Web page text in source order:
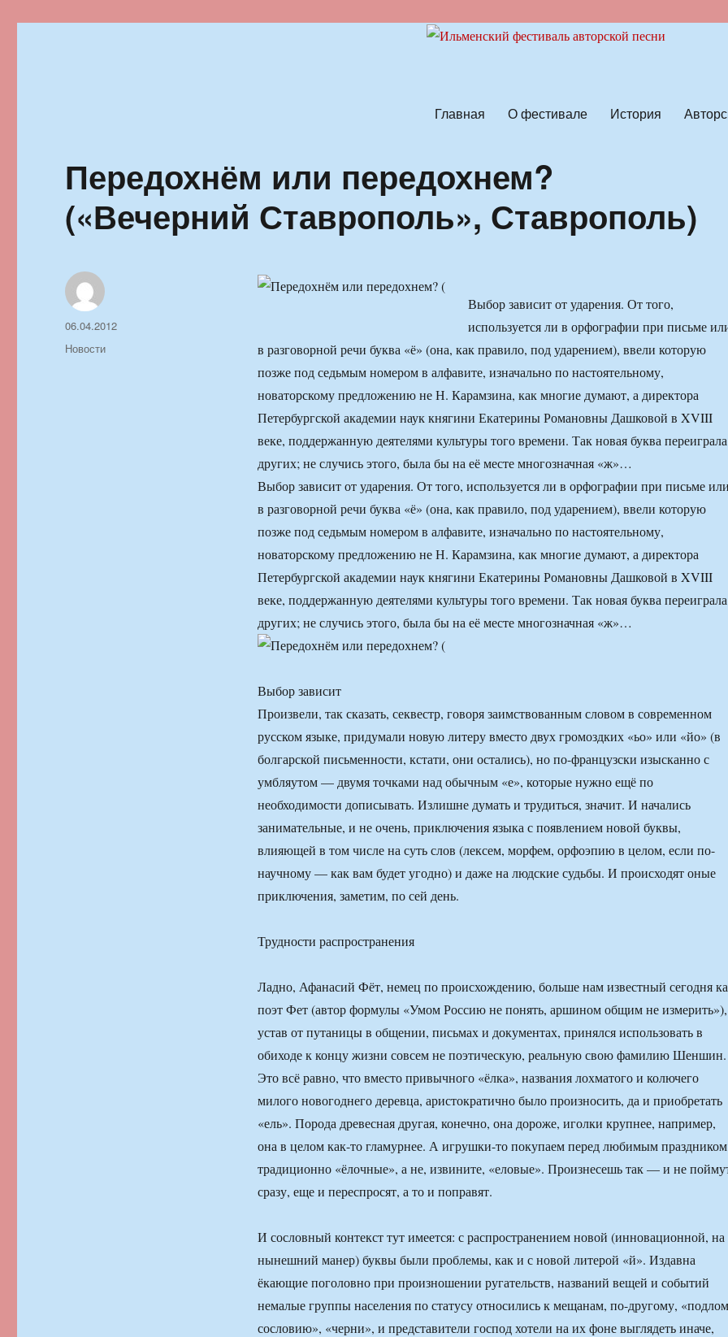
Главная О фестивале История
Передохнём или передохнем?
(«Вечерний Ставрополь», Ставрополь)
Выбор зависит от ударения. От того,
используется ли в орфографии при письме
в разговорной речи буква «ё» (она, как правило, под ударением), ввели которую
позже под седьмым номером в алфавите, изначально по настоятельному,
новаторскому предложению не Н. Карамзина, как многие думают, а директора
Петербургской академии наук княгини Екатерины Романовны Дашковой в XVIII
веке, поддержанную деятелями культуры того времени. Так новая буква переиграла
других; не случись этого, была бы на её месте многозначная «ж»…
Выбор зависит от ударения. От того, используется ли в орфографии при письме или
в разговорной речи буква «ё» (она, как правило, под ударением), ввели которую
позже под седьмым номером в алфавите, изначально по настоятельному,
новаторскому предложению не Н. Карамзина, как многие думают, а директора
Петербургской академии наук княгини Екатерины Романовны Дашковой в XVIII
веке, поддержанную деятелями культуры того времени. Так новая буква переиграла
других; не случись этого, была бы на её месте многозначная «ж»…
Выбор зависит
Произвели, так сказать, секвестр, говоря заимствованным словом в современном
русском языке, придумали новую литеру вместо двух громоздких «ьо» или «йо» (в
болгарской письменности, кстати, они остались), но по-французски изысканно с
умбляутом — двумя точками над обычным «е», которые нужно ещё по
необходимости дописывать. Излишне думать и трудиться, значит. И начались
занимательные, и не очень, приключения языка с появлением новой буквы,
влияющей в том числе на суть слов (лексем, морфем, орфоэпию в целом, если по-
научному — как вам будет угодно) и даже на людские судьбы. И происходят оные
приключения, заметим, по сей день.
Трудности распространения
Ладно, Афанасий Фёт, немец по происхождению, больше нам известный сегодня
поэт Фет (автор формулы «Умом Россию не понять, аршином общим не измерить»),
устав от путаницы в общении, письмах и документах, принялся использовать в
обиходе к концу жизни совсем не поэтическую, реальную свою фамилию Шеншин.
Это всё равно, что вместо привычного «ёлка», названия лохматого и колючего
милого новогоднего деревца, аристократично было произносить, да и приобретать
«ель». Порода древесная другая, конечно, она дороже, иголки крупнее, например,
она в целом как-то гламурнее. А игрушки-то покупаем перед любимым праздником
традиционно «ёлочные», а не, извините, «еловые». Произнесешь так — и не
сразу, еще и переспросят, а то и поправят.
И сословный контекст тут имеется: с распространением новой (инновационной, на
нынешний манер) буквы были проблемы, как и с новой литерой «й». Издавна
ёкающие поголовно при произношении ругательств, названий вещей и событий
немалые группы населения по статусу относились к мещанам, по-другому,
сословию», «черни», и представители господ хотели на их фоне выглядеть иначе,
Автор
Опубликовано
06.04.2012
Рубрики
Новости